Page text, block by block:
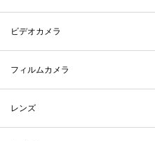
ビデオカメラ
フィルムカメラ
レンズ